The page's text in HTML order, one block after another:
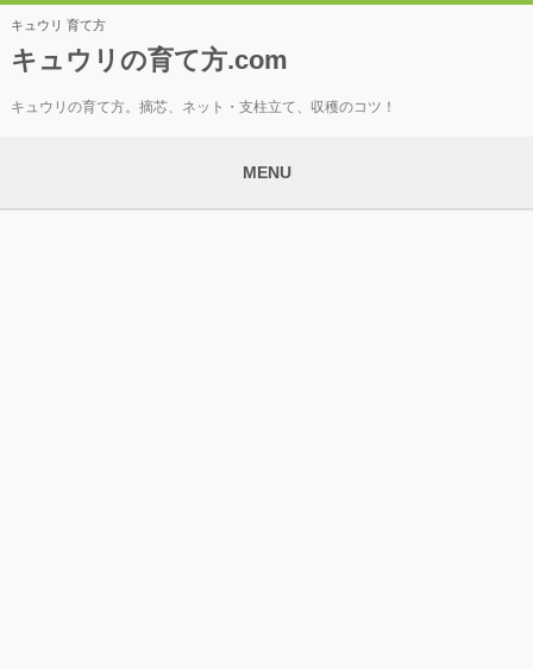
キュウリ 育て方
キュウリの育て方.com
キュウリの育て方。摘芯、ネット・支柱立て、収穫のコツ！
MENU